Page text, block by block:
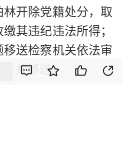
开除党籍处分，取
其违纪违法所得；
送检察机关依法审
并移送。